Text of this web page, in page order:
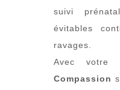
suivi
évitables
ravages.
Avec votre
Compassion